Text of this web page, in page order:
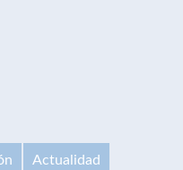
Actualidad